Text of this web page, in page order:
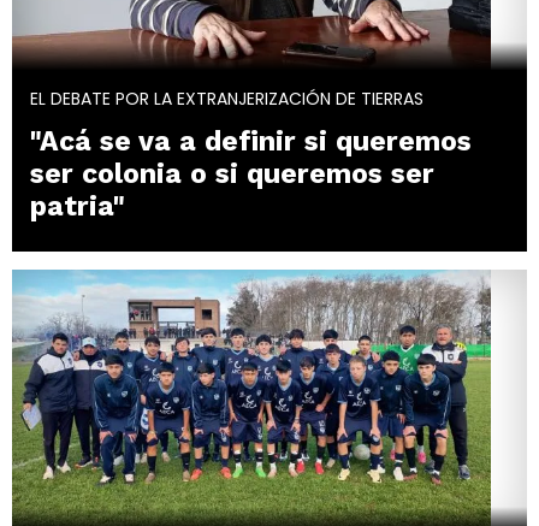
EL DEBATE POR LA EXTRANJERIZACIÓN DE TIERRAS
"Acá se va a definir si queremos
ser colonia o si queremos ser
patria"